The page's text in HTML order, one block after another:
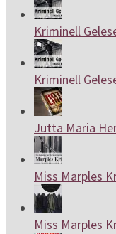
Kriminell
Kriminell
Jutta Maria
Miss Marples
Miss Marples